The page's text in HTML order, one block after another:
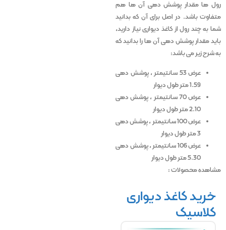
رول ها مقدار پوشش دهی آن ها هم
متفاوت باشد. در اصل برای آن که بدانید
شما به چند رول از کاغذ دیواری نیاز دارید،
باید مقدار پوشش دهی آن ها را بدانید که
به شرح زیر می باشد:
عرض 53 سانتیمتر ، پوشش دهی
1.59 متر طول دیوار
عرض 70 سانتیمتر ، پوشش دهی
2.10 متر طول دیوار
عرض 100 سانتیمتر ، پوشش دهی
3 متر طول دیوار
عرض 106 سانتیمتر ، پوشش دهی
5.30 متر طول دیوار
مشاهده محصولات :
خرید کاغذ دیواری
کلاسیک